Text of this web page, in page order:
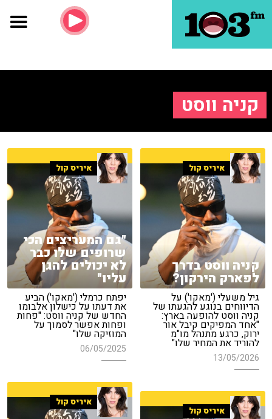
קניה ווסט
איריס קול
קניה ווסט בדרך
לפארק הירקון?
גיל משעלי ('מאקו') על
הדיווחים בנוגע להגעתו של
קניה ווסט להופעה בארץ:
"אחד המפיקים קיבל אור
ירוק, כרגע מתנהל מו"מ
להוריד את המחיר שלו"
13/05/2026
איריס קול
"גם המעריצים הכי
שרופים שלו כבר
לא יכולים להגן
עליו"
יפתח כרמלי ('מאקו') הביע
את דעתו על כישלון אלבומו
החדש של קניה ווסט: "פחות
ופחות אפשר לסמוך על
המוזיקה שלו"
06/05/2025
איריס קול
איריס קול